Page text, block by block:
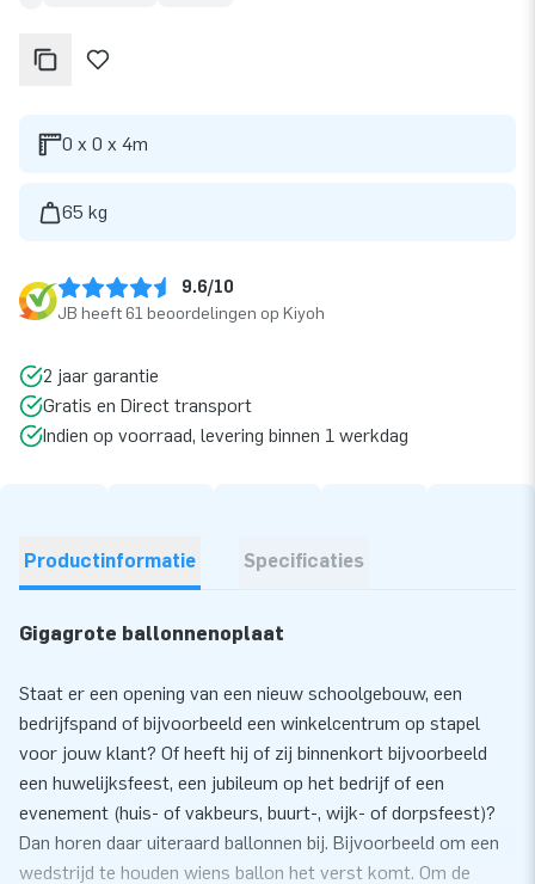
0 x 0 x 4m
65 kg
9.6/10
JB heeft 61 beoordelingen op Kiyoh
2 jaar garantie
Gratis en Direct transport
Indien op voorraad, levering binnen 1 werkdag
Productinformatie Specificaties
Gigagrote ballonnenoplaat
Staat er een opening van een nieuw schoolgebouw, een
bedrijfspand of bijvoorbeeld een winkelcentrum op stapel
voor jouw klant? Of heeft hij of zij binnenkort bijvoorbeeld
een huwelijksfeest, een jubileum op het bedrijf of een
evenement (huis- of vakbeurs, buurt-, wijk- of dorpsfeest)?
Dan horen daar uiteraard ballonnen bij. Bijvoorbeeld om een
wedstrijd te houden wiens ballon het verst komt. Om de